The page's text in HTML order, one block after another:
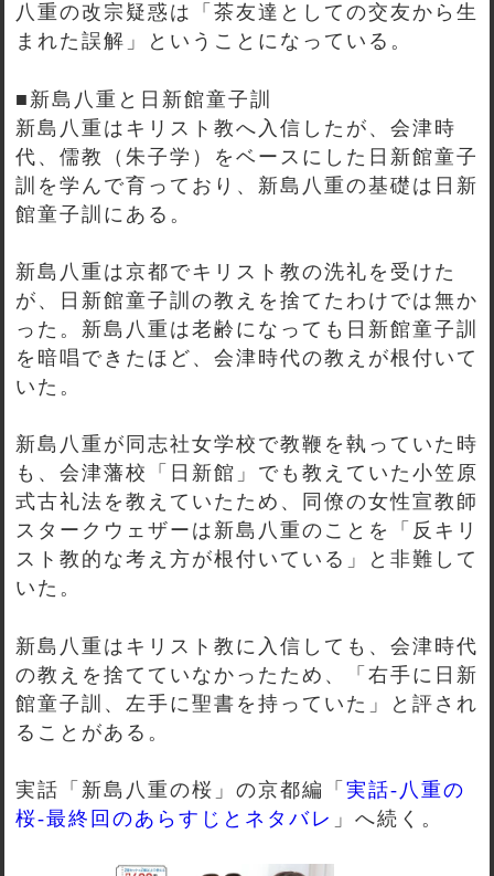
八重の改宗疑惑は「茶友達としての交友から生
まれた誤解」ということになっている。
■新島八重と日新館童子訓
新島八重はキリスト教へ入信したが、会津時
代、儒教（朱子学）をベースにした日新館童子
訓を学んで育っており、新島八重の基礎は日新
館童子訓にある。
新島八重は京都でキリスト教の洗礼を受けた
が、日新館童子訓の教えを捨てたわけでは無か
った。新島八重は老齢になっても日新館童子訓
を暗唱できたほど、会津時代の教えが根付いて
いた。
新島八重が同志社女学校で教鞭を執っていた時
も、会津藩校「日新館」でも教えていた小笠原
式古礼法を教えていたため、同僚の女性宣教師
スタークウェザーは新島八重のことを「反キリ
スト教的な考え方が根付いている」と非難して
いた。
新島八重はキリスト教に入信しても、会津時代
の教えを捨てていなかったため、「右手に日新
館童子訓、左手に聖書を持っていた」と評され
ることがある。
実話「新島八重の桜」の京都編「 実話-八重の
桜-最終回のあらすじとネタバレ 」へ続く。